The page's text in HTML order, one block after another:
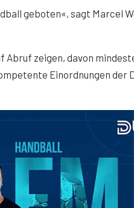
geboten«, sagt Marcel
zeigen, davon
Einordnungen der